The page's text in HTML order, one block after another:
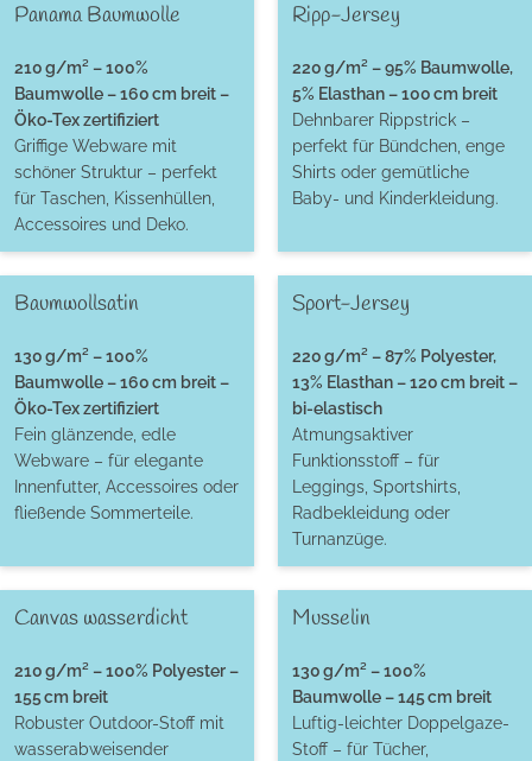
Panama Baumwolle
210 g/m² – 100%
Baumwolle – 160 cm breit –
Öko-Tex zertifiziert
Griffige Webware mit
schöner Struktur – perfekt
für Taschen, Kissenhüllen,
Accessoires und Deko.
Ripp-Jersey
220 g/m² – 95% Baumwolle,
5% Elasthan – 100 cm breit
Dehnbarer Rippstrick –
perfekt für Bündchen, enge
Shirts oder gemütliche
Baby- und Kinderkleidung.
Baumwollsatin
130 g/m² – 100%
Baumwolle – 160 cm breit –
Öko-Tex zertifiziert
Fein glänzende, edle
Webware – für elegante
Innenfutter, Accessoires oder
fließende Sommerteile.
Sport-Jersey
220 g/m² – 87% Polyester,
13% Elasthan – 120 cm breit –
bi-elastisch
Atmungsaktiver
Funktionsstoff – für
Leggings, Sportshirts,
Radbekleidung oder
Turnanzüge.
Canvas wasserdicht
210 g/m² – 100% Polyester –
155 cm breit
Robuster Outdoor-Stoff mit
wasserabweisender
Musselin
130 g/m² – 100%
Baumwolle – 145 cm breit
Luftig-leichter Doppelgaze-
Stoff – für Tücher,